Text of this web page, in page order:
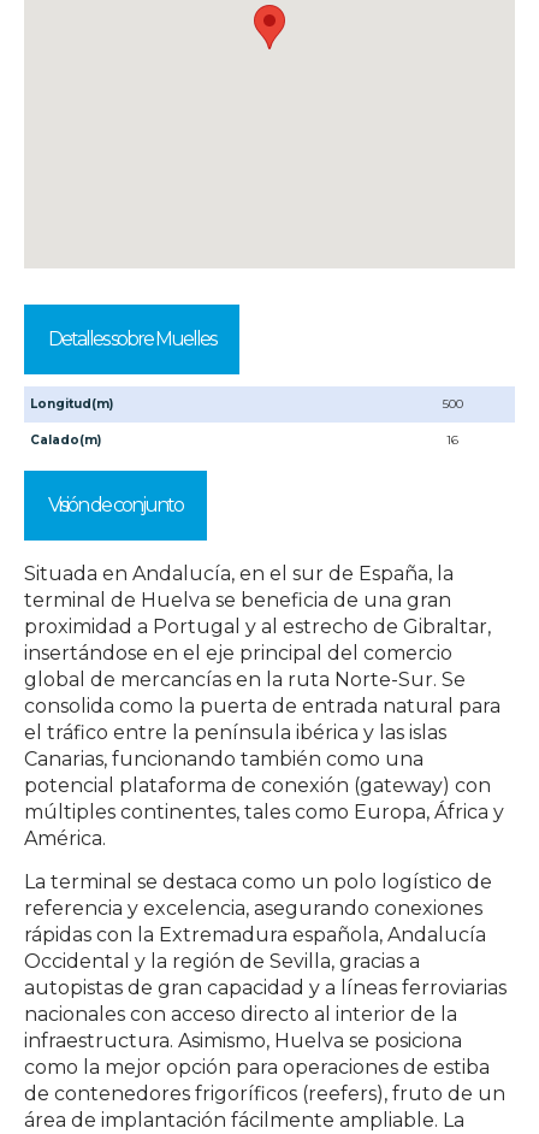
Detalles sobre Muelles
Longitud(m) 500
Calado(m) 16
Visión de conjunto
Situada en Andalucía, en el sur de España, la
terminal de Huelva se beneficia de una gran
proximidad a Portugal y al estrecho de Gibraltar,
insertándose en el eje principal del comercio
global de mercancías en la ruta Norte-Sur. Se
consolida como la puerta de entrada natural para
el tráfico entre la península ibérica y las islas
Canarias, funcionando también como una
potencial plataforma de conexión (gateway) con
múltiples continentes, tales como Europa, África y
América.
La terminal se destaca como un polo logístico de
referencia y excelencia, asegurando conexiones
rápidas con la Extremadura española, Andalucía
Occidental y la región de Sevilla, gracias a
autopistas de gran capacidad y a líneas ferroviarias
nacionales con acceso directo al interior de la
infraestructura. Asimismo, Huelva se posiciona
como la mejor opción para operaciones de estiba
de contenedores frigoríficos (reefers), fruto de un
área de implantación fácilmente ampliable. La